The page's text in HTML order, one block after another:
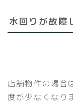
水回りが故障
店舗物件の場合
度が少なくなり